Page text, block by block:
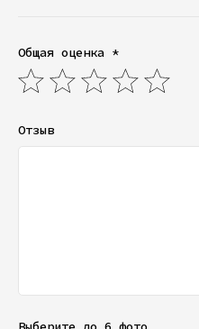
Общая оценка *
Отзыв